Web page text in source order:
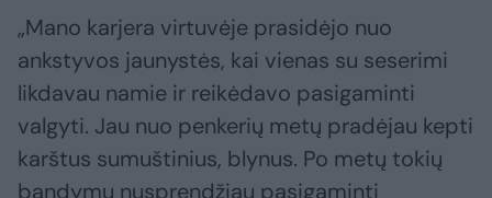
„Mano karjera virtuvėje prasidėjo nuo
ankstyvos jaunystės, kai vienas su seserimi
likdavau namie ir reikėdavo pasigaminti
valgyti. Jau nuo penkerių metų pradėjau kepti
karštus sumuštinius, blynus. Po metų tokių
bandymų nusprendžiau pasigaminti